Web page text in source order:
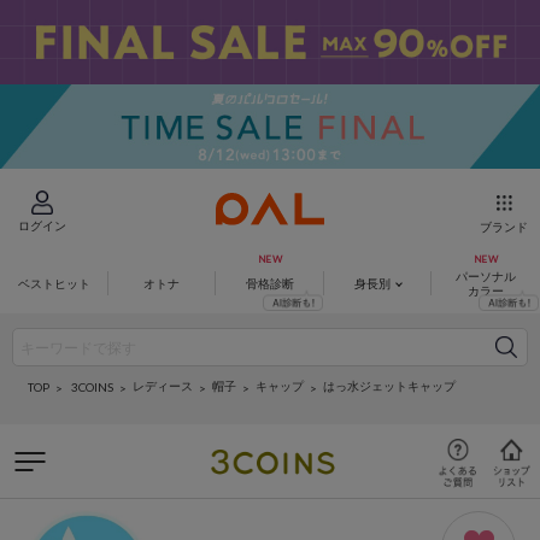
ログイン ブランド
ベストヒット オトナ 骨格診断 身長別
パーソナル
カラー
TOP 3COINS レディース 帽子 キャップ はっ水ジェットキャップ